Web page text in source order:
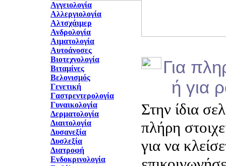
Αγγειολογία
Αλλεργιολογία
Αλτσχάιμερ
Ανδρολογία
Αιματολογία
Αυτοάνοσες
Βιοτεχνολογία
Βιταμίνες
Βελονισμός
Γενετική
Γαστρεντερολογία
Γυναικολογία
Δερματολογία
Διαιτολογία
Δυσανεξία
Δυσλεξία
Διατροφή
Ενδοκρινολογία
Για
ή για
Στην ίδια
πλήρη
για να